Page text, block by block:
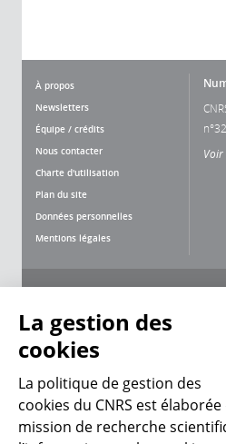
À propos
Newsletters
Équipe / crédits
Nous contacter
Charte d'utilisation
Plan du site
Données personnelles
Mentions légales
Voir
CNRS Le
La gestion des
cookies
La politique de gestion des
cookies du CNRS est
mission de recherche